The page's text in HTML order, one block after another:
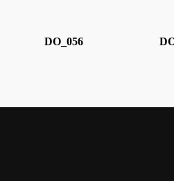
DO_056